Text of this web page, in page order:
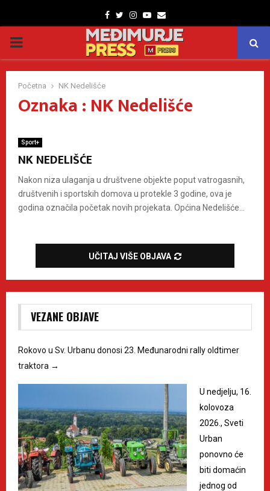
Facebook
TwitterInstagram
Youtube
Email
PRIMARY
MENU
Početna NK Nedelišće
Oznaka : NK Nedelišće
Sport+
NK NEDELIŠĆE
Nakon niza ulaganja u društvene objekte poput vatrogasnih,
društvenih i sportskih domova u protekle 3 godine, ova je
godina označila početak novih projekata. Općina Nedelišće...
UČITAJ VIŠE OBJAVA
VEZANE OBJAVE
Rokovo u Sv. Urbanu donosi 23. Međunarodni rally oldtimer
traktora →
U nedjelju, 16.
kolovoza
2026., Sveti
Urban
ponovno će
biti domaćin
jednog od